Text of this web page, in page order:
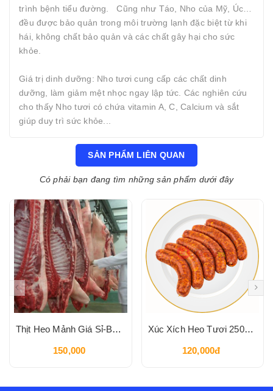
trình bệnh tiểu đường. Cũng như Táo, Nho của Mỹ, Úc…
đều được bảo quản trong môi trường lạnh đặc biệt từ khi
hái, không chất bảo quản và các chất gây hại cho sức
khỏe.
Giá trị dinh dưỡng: Nho tươi cung cấp các chất dinh
dưỡng, làm giảm mệt nhọc ngay lập tức. Các nghiên cứu
cho thấy Nho tươi có chứa vitamin A, C, Calcium và sắt
giúp duy trì sức khỏe...
SẢN PHẨM LIÊN QUAN
Có phải bạn đang tìm những sản phẩm dưới đây
Thịt Heo Mảnh Giá Sỉ-Bảo Hành An Toàn Vệ Sinh Thực Phẩm
150,000
Xúc Xích Heo Tươi 250Gram
120,000đ